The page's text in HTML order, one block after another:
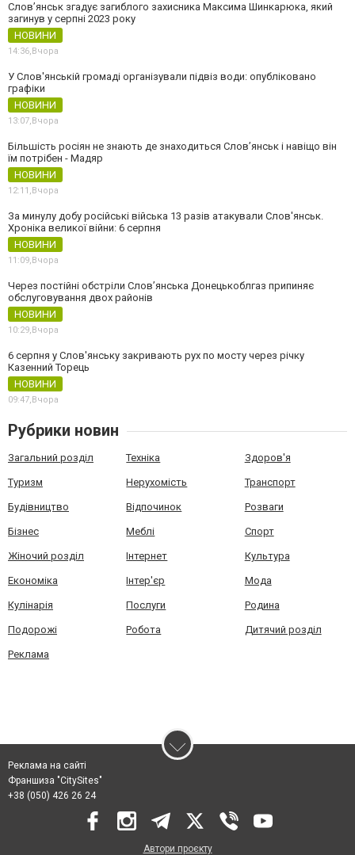
Слов’янськ згадує загиблого захисника Максима Шинкарюка, який
загинув у серпні 2023 року
НОВИНИ
14:36,Вчора
У Слов'янській громаді організували підвіз води: опубліковано
графіки
НОВИНИ
13:07,Вчора
Більшість росіян не знають де знаходиться Слов’янськ і навіщо він
їм потрібен - Мадяр
НОВИНИ
12:11,Вчора
За минулу добу російські війська 13 разів атакували Слов'янськ.
Хроніка великої війни: 6 серпня
НОВИНИ
11:09,Вчора
Через постійні обстріли Слов’янська Донецькоблгаз припиняє
обслуговування двох районів
НОВИНИ
10:29,Вчора
6 серпня у Слов'янську закривають рух по мосту через річку
Казенний Торець
НОВИНИ
09:47,Вчора
Рубрики новин
Загальний розділ Техніка Здоров'я
Туризм Нерухомість Транспорт
Будівництво Відпочинок Розваги
Бізнес Меблі Спорт
Жіночий розділ Інтернет Культура
Економіка Інтер'єр Мода
Кулінарія Послуги Родина
Подорожі Робота Дитячий розділ
Реклама
Реклама на сайті
Франшиза "CitySites"
+38 (050) 426 26 24
Автори проєкту